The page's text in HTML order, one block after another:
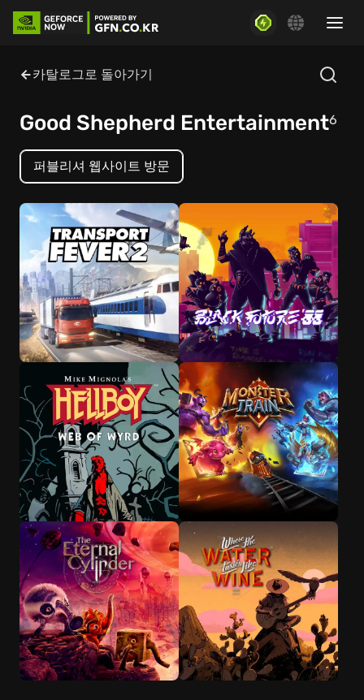
카탈로그로 돌아가기
Good Shepherd Entertainment6
퍼블리셔 웹사이트 방문